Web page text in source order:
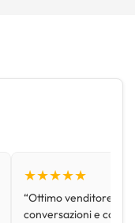
★★★★★
“Ottimo venditore,
conversazioni e con